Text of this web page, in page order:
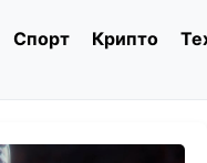
Спорт Крипто